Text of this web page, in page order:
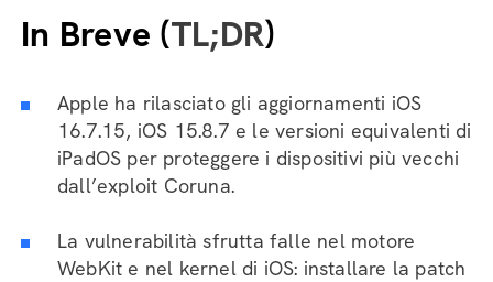
In Breve (TL;DR)
Apple ha rilasciato gli aggiornamenti iOS
16.7.15, iOS 15.8.7 e le versioni equivalenti di
iPadOS per proteggere i dispositivi più vecchi
dall’exploit Coruna.
La vulnerabilità sfrutta falle nel motore
WebKit e nel kernel di iOS: installare la patch